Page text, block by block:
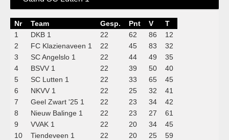
Nr Team Gesp. Pnt V
T
1
DKB 1 22 62 86
12
2
FC Klazienaveen 1 22 45 83
32
3
SC Angelslo 1 22 44 49
35
4
BSVV 1 22 39 50
40
5
SC Lutten 1 22 33 65
45
6
NKVV 1 22 25 32
41
7
Geel Zwart '25 1 22 23 34
42
8
Nieuw Balinge 1 22 23 27
61
9
VVAK 1 22 20 34
45
10
Tiendeveen 1 22 20 25
59